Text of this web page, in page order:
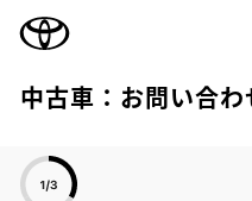
中古車：お問い合わ